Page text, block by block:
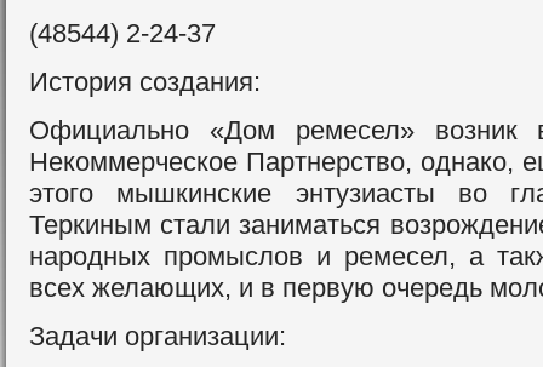
(48544) 2-24-37
История создания:
Официально «Дом ремесел» возник
Некоммерческое Партнерство, однако,
этого мышкинские энтузиасты во
Теркиным стали заниматься
народных промыслов и ремесел, а
всех желающих, и в первую очередь
Задачи организации: